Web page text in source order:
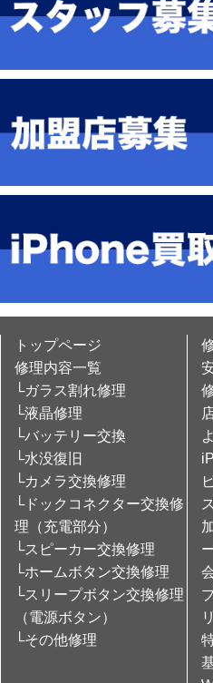
トップページ
修理内容一覧
└ガラス割れ修理
└液晶修理
└バッテリー交換
└水没復旧
└カメラ交換修理
└ドックコネクター交換修
理（充電部分）
└スピーカー交換修理
└ホームボタン交換修理
└スリープボタン交換修理
（電源ボタン）
└その他修理